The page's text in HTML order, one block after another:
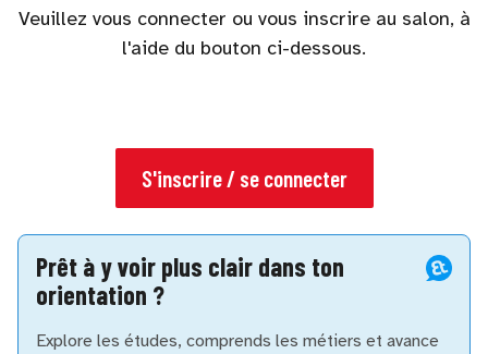
Veuillez vous connecter ou vous inscrire au salon, à
l'aide du bouton ci-dessous.
S'inscrire / se connecter
Prêt à y voir plus clair dans ton
orientation ?
Explore les études, comprends les métiers et avance